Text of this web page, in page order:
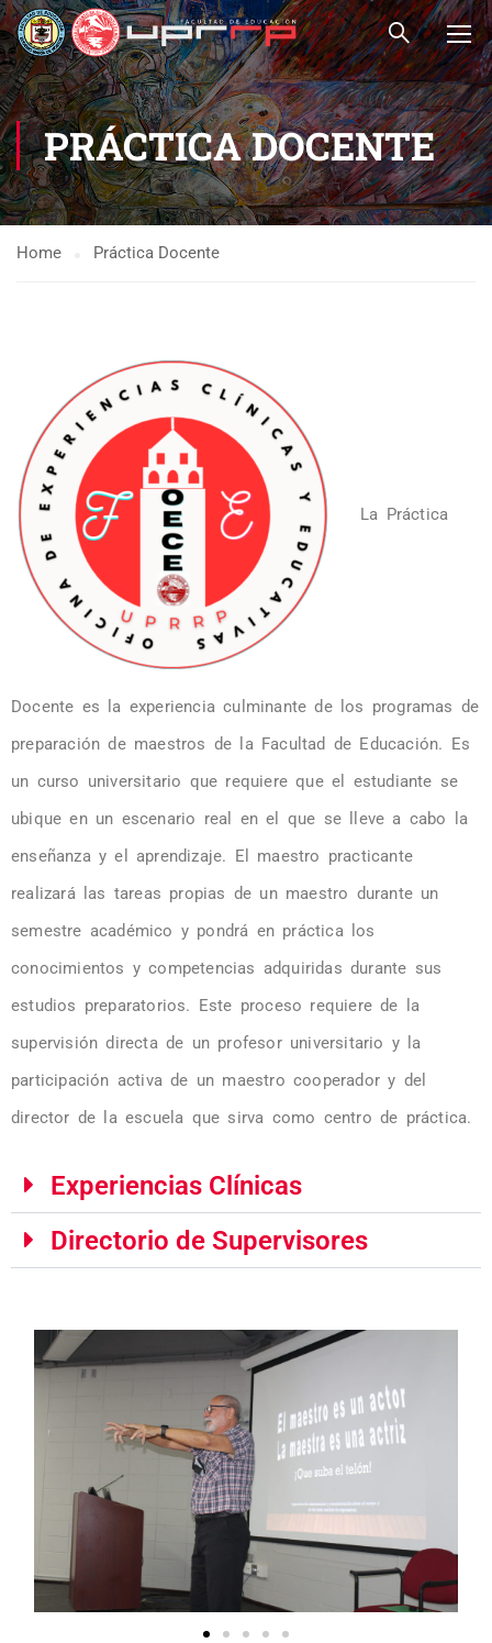
PRÁCTICA DOCENTE
Home Práctica Docente
La Práctica
Docente es la experiencia culminante de los programas de
preparación de maestros de la Facultad de Educación. Es
un curso universitario que requiere que el estudiante se
ubique en un escenario real en el que se lleve a cabo la
enseñanza y el aprendizaje. El maestro practicante
realizará las tareas propias de un maestro durante un
semestre académico y pondrá en práctica los
conocimientos y competencias adquiridas durante sus
estudios preparatorios. Este proceso requiere de la
supervisión directa de un profesor universitario y la
participación activa de un maestro cooperador y del
director de la escuela que sirva como centro de práctica.
Experiencias Clínicas
Directorio de Supervisores